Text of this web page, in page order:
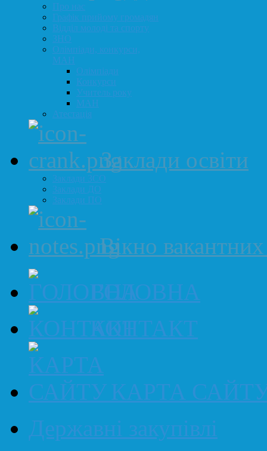
Про нас
Графік прийому громадян
Відділ молоді та спорту
ЗНО
Олімпіади, конкурси,
МАН
Олімпіади
Конкурси
Учитель року
МАН
Атестація
Заклади освіти
Заклади ЗСО
Заклади ДО
Заклади ПО
Вікно
ГОЛОВНА
КОНТАКТ
КАРТА
Державні закупівлі